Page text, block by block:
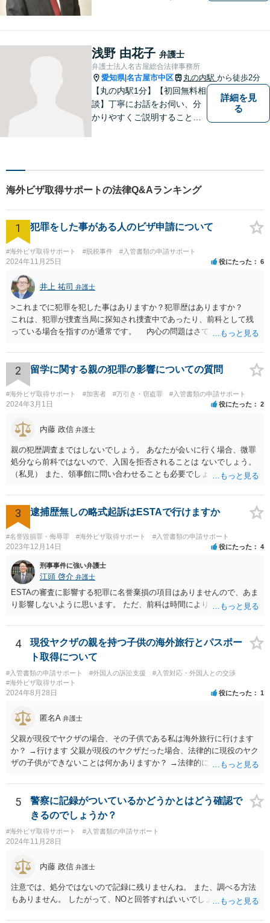
います。事務所所属弁護士全
員、英語での案件対応が可能
です。
浅野 由花子 弁護士
弁護士法人名古屋総合法律事務所
愛知県|名古屋市中区 丸の内駅 から徒歩2分
【丸の内駅1分】【初回無料相
談】丁寧にお話をお伺い、分
かりやすくご説明することを
ます。「安心して相談できる
弁護士」を目指しています。
【平日夜間や土曜日も対応】
詳細を見
る
海外ビザ取得サポートの法律Q&Aランキング
1 犯罪をした事がある人のビザ申請について
#海外ビザ取得サポート #脱税事件 #入管書類の申請サポート
2024年11月25日 役にたった 6
井上 祐司 弁護士
>これまでに犯罪を犯した事はありますか？犯罪歴はありますか？
これは、犯罪が捜査当局に探知され捜査中であったり、前科として残
っている場合を指すのが通常です。 内心の問題はさておき、ご質問
2 留学に関する親の犯罪の影響についての質問
#海外ビザ取得サポート #加害者 #万引き・窃盗罪 #入管書類の申請サポート
2024年3月1日 役にたった 2
内藤 政信 弁護士
親の犯歴調査まではしないでしょう。 あなたが会いに行く場合、微罪
処分なら前科ではないので、入国を拒否されることは ないでしょう。
（私見） また、領事館に問い合わせることも必要でしょう。
3 逮捕歴無しの略式起訴はESTAで行けますか
#名誉毀損罪・侮辱罪 #海外ビザ取得サポート #入管書類の申請サポート
2023年12月14日 役にたった 4
刑事事件に強い弁護士
江頭 啓介 弁護士
ESTAの審査に影響する犯罪に名誉棄損の項目はありませんので、あま
り影響しないように思います。 ただ、前科は時間により消えません。
4
現役ヤクザの親を持つ子供の海外旅行とパスポー
ト取得について
#入管書類の申請サポート #外国人の訴訟支援
#入管対応・外国人との交渉
#海外ビザ取得サポート
2024年8月28日 役にたった 1
匿名A 弁護士
父親が現役でヤクザの場合、その子供である私は海外旅行に行けます
か？ →行けます 父親が現役のヤクザだった場合、法律的に現役のヤク
ザの子供ができないことは何かありますか？ →法律的に、ということ
5
警察に記録がついているかどうかとはどう確認で
きるのでしょうか？
#海外ビザ取得サポート #入管書類の申請サポート
2024年11月28日
内藤 政信 弁護士
注意では、処分ではないので記録に残りませんね。 また、調べる方法
もありません。 したがって、NOと回答すればいいでしょう。